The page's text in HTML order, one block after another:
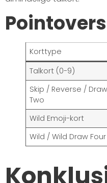
Korttype
Talkort (0-9)
Skip / Reverse / Draw
Two
Wild Emoji-kort
Wild / Wild Draw Four